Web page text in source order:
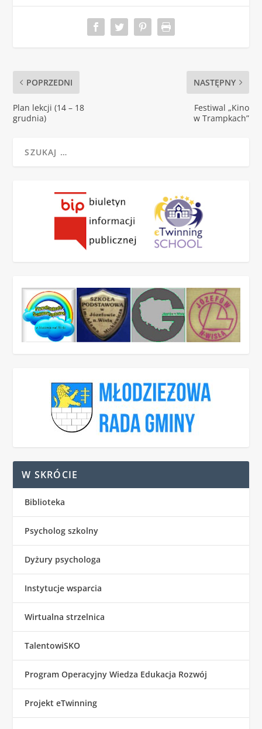
POPRZEDNI
Plan lekcji (14 – 18
grudnia)
NASTĘPNY
Festiwal „Kino
w Trampkach”
W SKRÓCIE
Biblioteka
Psycholog szkolny
Dyżury psychologa
Instytucje wsparcia
Wirtualna strzelnica
TalentowiSKO
Program Operacyjny Wiedza Edukacja Rozwój
Projekt eTwinning